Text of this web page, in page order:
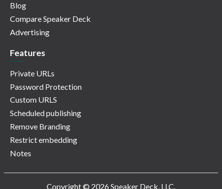
Blog
Compare Speaker Deck
Advertising
Features
Private URLs
Password Protection
Custom URLS
Scheduled publishing
Remove Branding
Restrict embedding
Notes
Copyright © 2026 Speaker Deck, LLC.